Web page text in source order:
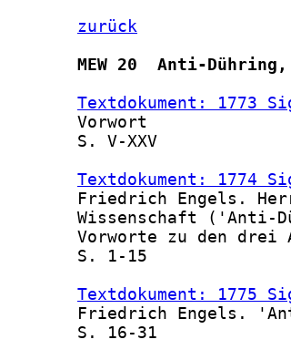
zurück
MEW 20  Anti-
Textdokument: 1773
       Vorwort
       S. V-XXV
Textdokument: 1774
Friedrich Engels.
Wissenschaft ('Anti-
Vorworte zu den drei
       S. 1-15
Textdokument: 1775
Friedrich Engels.
       S. 16-31